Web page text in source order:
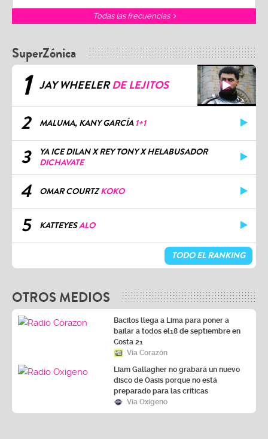
Todas las frecuencias
SuperZónica
1 JAY WHEELERDE LEJITOS
2 MALUMA, KANY GARCÍA 1+1
3
YA ICE DILAN X REY TONY X HELABUSADOR
DICHAVATE
4 OMAR COURTZKOKO
5 KATTEYESALO
TODO EL RANKING
OTROS MEDIOS
Bacilos llega a Lima para poner a
bailar a todos el18 de septiembre en
Costa 21
Vía Corazón
Liam Gallagher no grabará un nuevo
disco de Oasis porque no está
preparado para las críticas
Vía Oxígeno